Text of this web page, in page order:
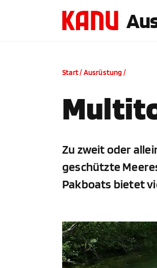
Start/Ausrüstung/
Zu zweit oder
geschützte
Pakboats bietet